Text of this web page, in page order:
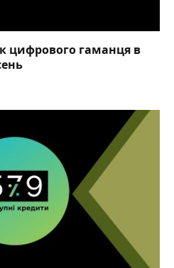
цифрового гаманця в